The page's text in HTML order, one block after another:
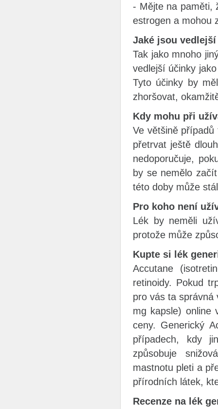
- Mějte na paměti,
estrogen a mohou
Jaké jsou
Tak jako mnoho
vedlejší účinky
Tyto účinky by
zhoršovat,
Kdy mohu při
Ve většině
přetrvat ještě
nedoporučuje,
by se nemělo
této doby může
Pro koho není
Lék by neměli
protože může
Kupte si lék
Accutane
retinoidy. Pokud
pro vás ta správná
mg kapsle) online
ceny. Generický
případech, kdy
způsobuje
mastnotu pleti a
přírodních látek,
Recenze na lék